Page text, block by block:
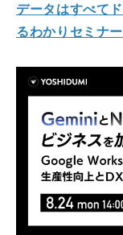
データはすべて
るわかりセミナー